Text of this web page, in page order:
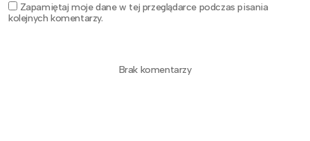
Zapamiętaj moje dane w tej przeglądarce podczas pisania
kolejnych komentarzy.
Brak komentarzy